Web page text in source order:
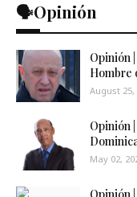
🗣️Opinión
Opinión
Hombre
August 25,
Opinión
May 02,